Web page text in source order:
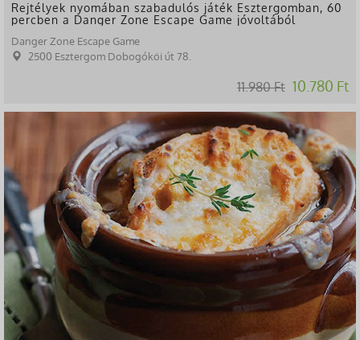
Rejtélyek nyomában szabadulós játék Esztergomban, 60
percben a Danger Zone Escape Game jóvoltából
Danger Zone Escape Game
2500 Esztergom Dobogókői út 78.
11.980 Ft 10.780 Ft